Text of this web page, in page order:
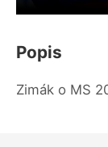
Popis
Zimák o MS